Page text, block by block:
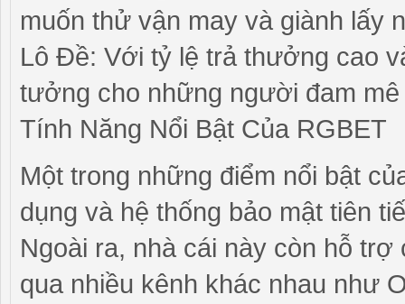
muốn thử vận may và giành lấy
Lô Đề: Với tỷ lệ trả thưởng cao
tưởng cho những người đam mê
Tính Năng Nổi Bật Của RGBET
Một trong những điểm nổi bật
dụng và hệ thống bảo mật tiên
Ngoài ra, nhà cái này còn hỗ
qua nhiều kênh khác nhau như